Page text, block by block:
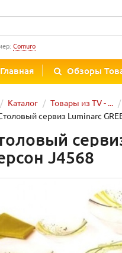
Comuro
Главная Обзоры
Каталог Товары из TV - ...
сервиз Luminarc
J4568